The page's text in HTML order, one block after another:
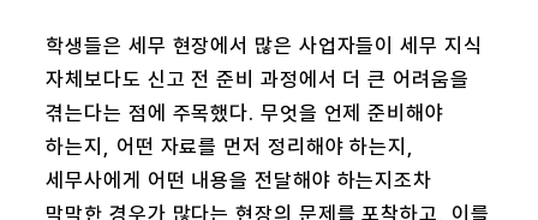
학생들은 세무 현장에서 많은 사업자들이 세무 지식
자체보다도 신고 전 준비 과정에서 더 큰 어려움을
겪는다는 점에 주목했다. 무엇을 언제 준비해야
하는지, 어떤 자료를 먼저 정리해야 하는지,
세무사에게 어떤 내용을 전달해야 하는지조차
막막한 경우가 많다는 현장의 문제를 포착하고, 이를